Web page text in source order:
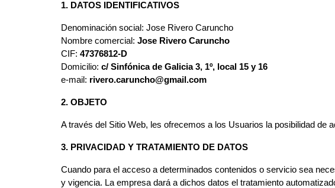
1. DATOS IDENTIFICATIVOS
Denominación social: Jose Rivero Caruncho
Nombre comercial: Jose Rivero Caruncho
CIF: 47376812-D
Domicilio: c/ Sinfónica de Galicia 3, 1º, local 15 y 16
e-mail: rivero.caruncho@gmail.com
2. OBJETO
A través del Sitio Web, les ofrecemos a los Usuarios la posibilidad de
3. PRIVACIDAD Y TRATAMIENTO DE DATOS
Cuando para el acceso a determinados contenidos o servicio sea
y vigencia. La empresa dará a dichos datos el tratamiento